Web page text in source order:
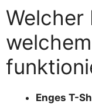
Welcher
Enges T-